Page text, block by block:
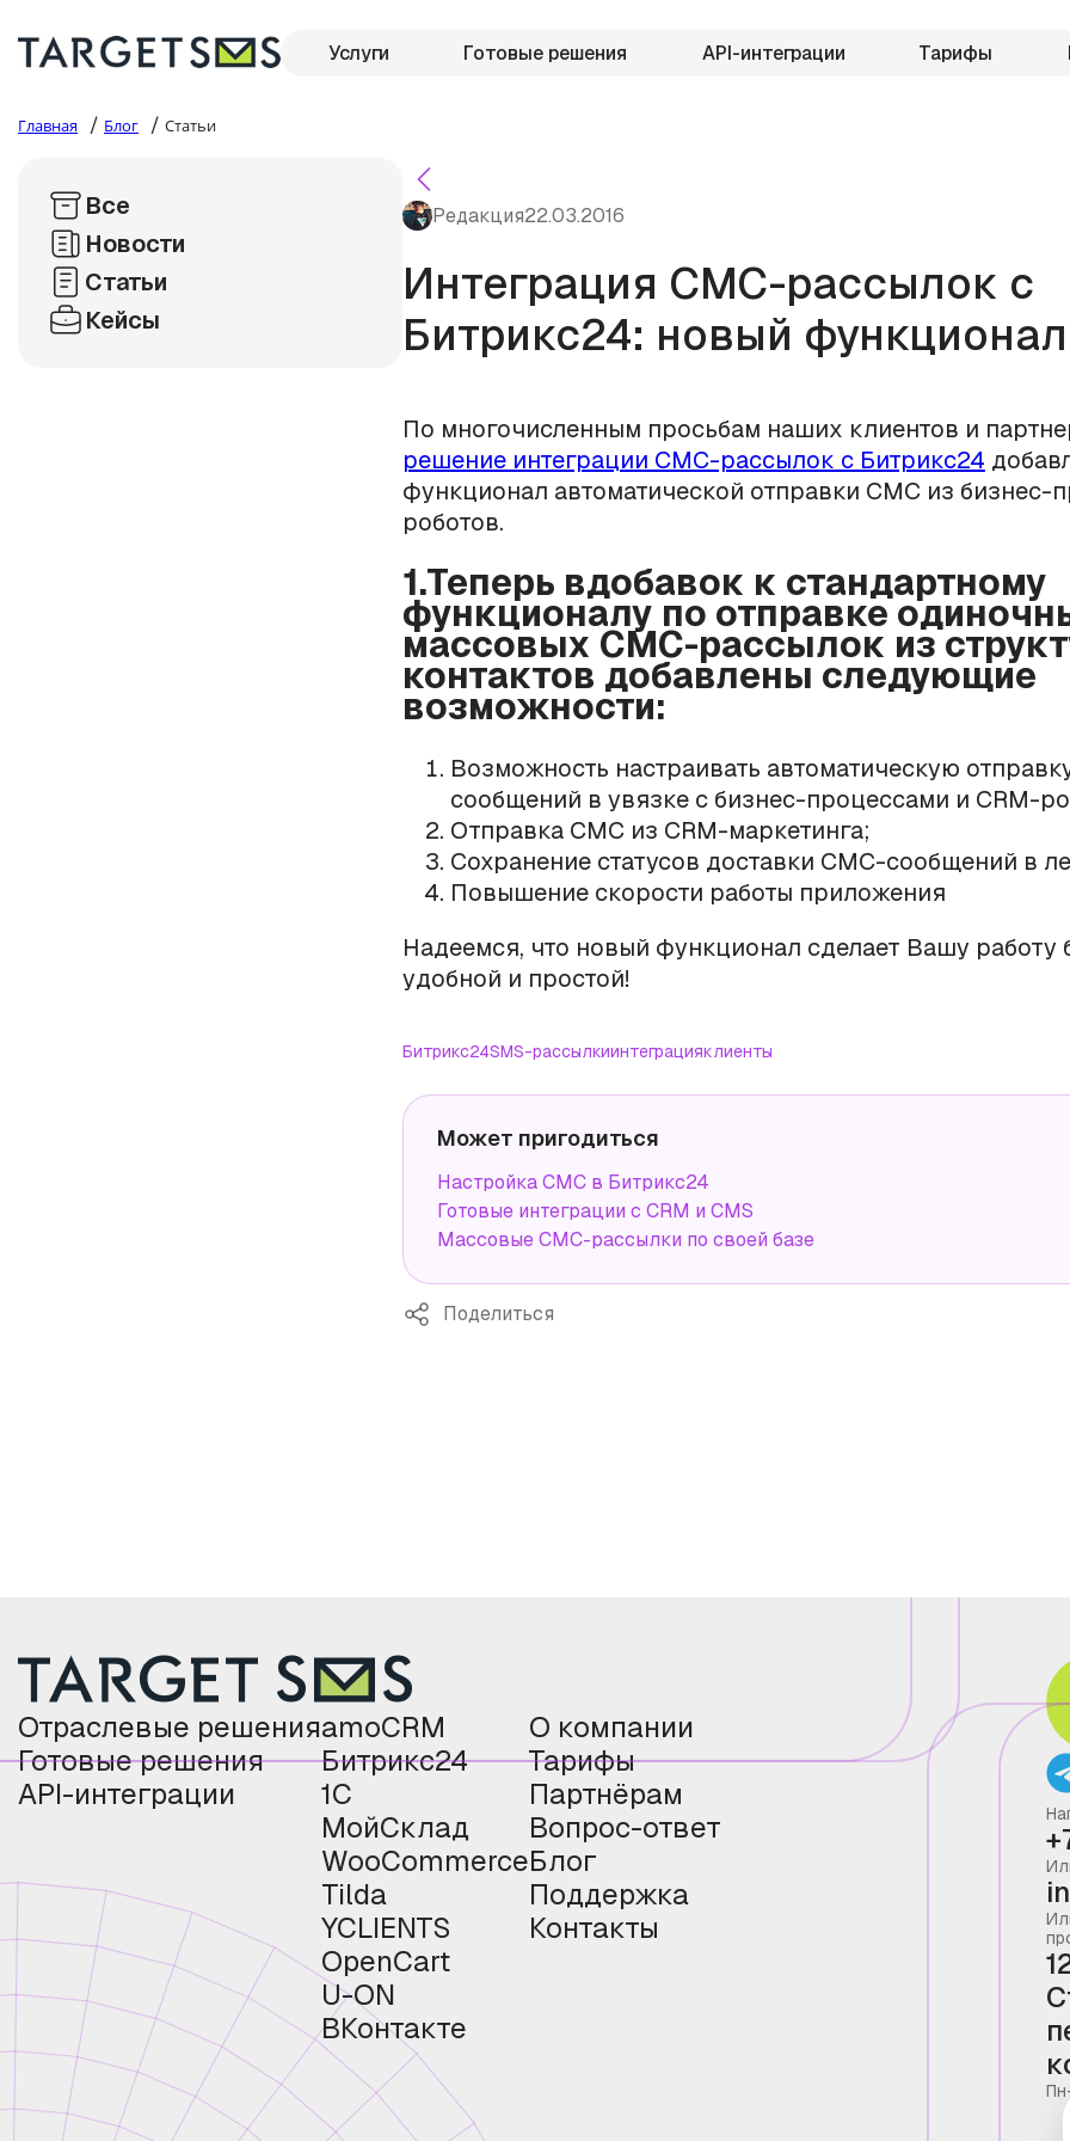
Услуги Готовые решения API-интеграции Тарифы
Главная / Блог / Статьи
Все
Новости
Статьи
Кейсы
Редакция22.03.2016
Интеграция СМС-рассылок с
Битрикс24: новый функционал
По многочисленным просьбам наших клиентов и
решение интеграции СМС-рассылок с Битрикс24
функционал автоматической отправки СМС из бизнес-
роботов.
1.Теперь вдобавок к стандартному
функционалу по отправке
массовых СМС-рассылок из
контактов добавлены следующие
возможности:
Возможность настраивать автоматическую
сообщений в увязке с бизнес-процессами и CRM-
Отправка СМС из CRM-маркетинга;
Сохранение статусов доставки СМС-сообщений в
Повышение скорости работы приложения
Надеемся, что новый функционал сделает Вашу работу
удобной и простой!
Битрикс24SMS-рассылкиинтеграцияклиенты
Может пригодиться
Настройка СМС в Битрикс24
Готовые интеграции с CRM и CMS
Массовые СМС-рассылки по своей базе
Поделиться
Отраслевые решения
Готовые решения
API-интеграции
amoCRM
Битрикс24
1С
МойСклад
WooCommerce
Tilda
YCLIENTS
OpenCart
U-ON
ВКонтакте
О компании
Тарифы
Партнёрам
Вопрос-ответ
Блог
Поддержка
Контакты